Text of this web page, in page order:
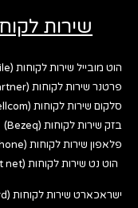
שירות
הוט מובייל שירות לקוחות (Hot Mobile)
פרטנר שירות לקוחות (Partner)
סלקום שירות לקוחות (Cellcom)
בזק שירות לקוחות (Bezeq)
פלאפון שירות לקוחות (Pelephone)
הוט נט שירות לקוחות (Hot net)
ישראכארט שירות לקוחות (Isracard)